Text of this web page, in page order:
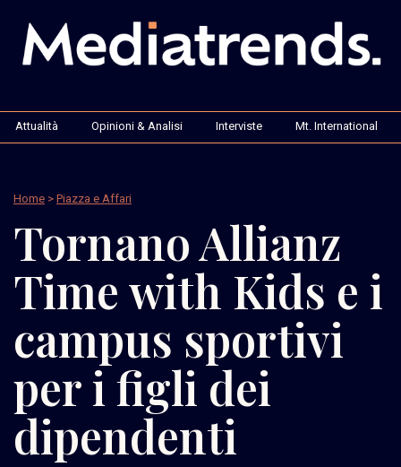
Attualità Opinioni & Analisi Interviste Mt. International
Home > Piazza e Affari
Tornano Allianz
Time with Kids e i
campus sportivi
per i figli dei
dipendenti